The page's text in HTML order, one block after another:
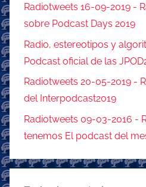
Radiotweets 16-09-2019 -
sobre Podcast Days 2019
Radio, estereotipos y
Podcast oficial de las
Radiotweets 20-05-2019 -
del Interpodcast2019
Radiotweets 09-03-2016 -
tenemos El podcast del